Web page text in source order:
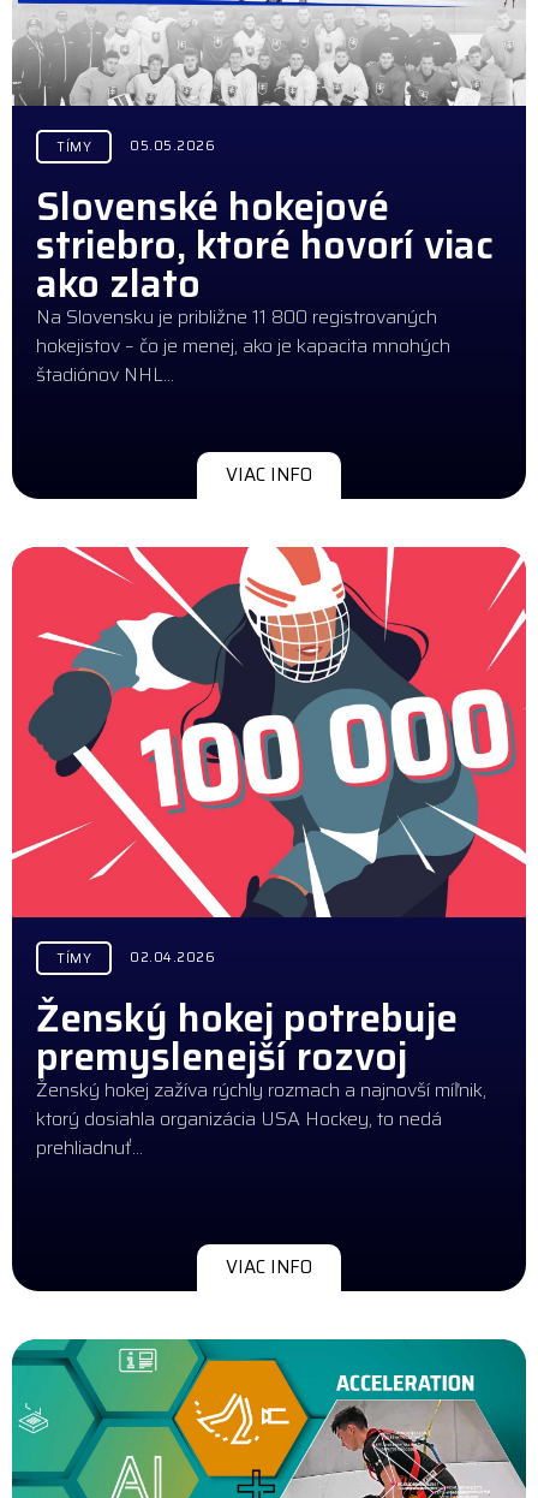
TÍMY 05.05.2026
Slovenské hokejové
striebro, ktoré hovorí viac
ako zlato
Na Slovensku je približne 11 800 registrovaných
hokejistov – čo je menej, ako je kapacita mnohých
štadiónov NHL…
VIAC INFO
TÍMY 02.04.2026
Ženský hokej potrebuje
premyslenejší rozvoj
Ženský hokej zažíva rýchly rozmach a najnovší míľnik,
ktorý dosiahla organizácia USA Hockey, to nedá
prehliadnuť...
VIAC INFO